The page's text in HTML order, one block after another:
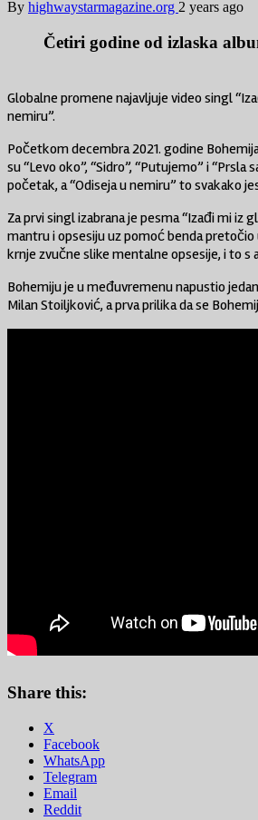
By highwaystarmagazine.org 2 years ago
Četiri godine od izlaska
Globalne promene najavljuje video singl
nemiru”.
Početkom decembra 2021. godine
su “Levo oko”, “Sidro”, “Putujemo” i
početak, a “Odiseja u nemiru” to svakako
Za prvi singl izabrana je pesma “Izađi mi iz
mantru i opsesiju uz pomoć benda
krnje zvučne slike mentalne opsesije, i to s
Bohemiju je u međuvremenu napustio
Milan Stoiljković, a prva prilika da se
Share this:
X
Facebook
WhatsApp
Telegram
Email
Reddit